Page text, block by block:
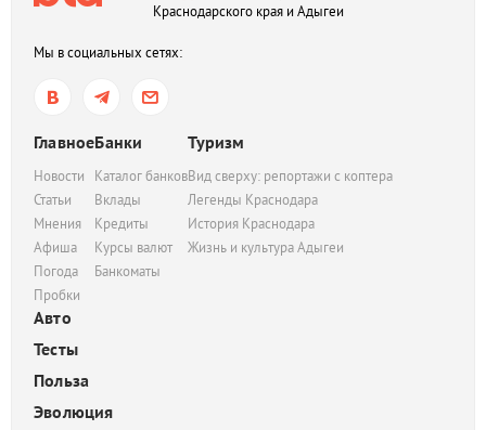
Краснодарского края и Адыгеи
Мы в социальных сетях:
Главное
Новости
Статьи
Мнения
Афиша
Погода
Пробки
Банки
Каталог банков
Вклады
Кредиты
Курсы валют
Банкоматы
Туризм
Вид сверху: репортажи с коптера
Легенды Краснодара
История Краснодара
Жизнь и культура Адыгеи
Авто
Тесты
Польза
Эволюция